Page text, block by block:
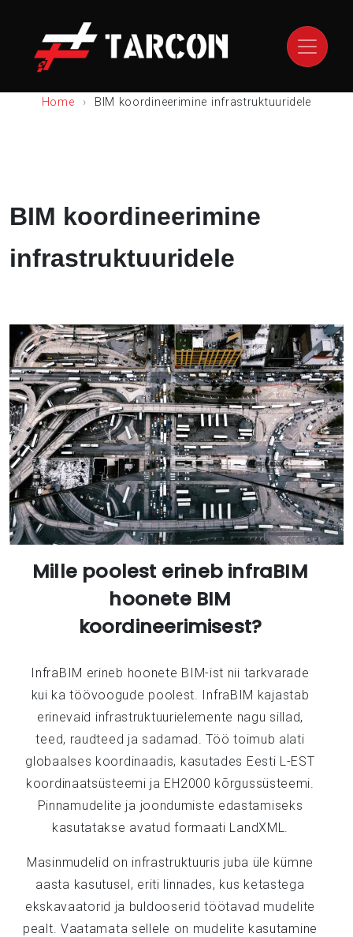
Home BIM koordineerimine infrastruktuuridele
BIM koordineerimine
infrastruktuuridele
Mille poolest erineb infraBIM
hoonete BIM
koordineerimisest?
InfraBIM erineb hoonete BIM-ist nii tarkvarade
kui ka töövoogude poolest. InfraBIM kajastab
erinevaid infrastruktuurielemente nagu sillad,
teed, raudteed ja sadamad. Töö toimub alati
globaalses koordinaadis, kasutades Eesti L-EST
koordinaatsüsteemi ja EH2000 kõrgussüsteemi.
Pinnamudelite ja joondumiste edastamiseks
kasutatakse avatud formaati LandXML.
Masinmudelid on infrastruktuuris juba üle kümne
aasta kasutusel, eriti linnades, kus ketastega
ekskavaatorid ja buldooserid töötavad mudelite
pealt. Vaatamata sellele on mudelite kasutamine